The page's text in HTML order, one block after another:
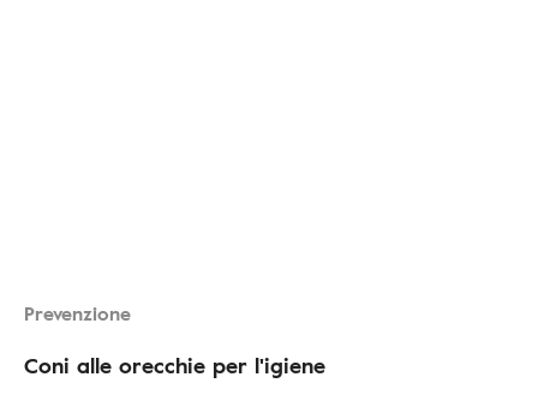
Prevenzione
Coni alle orecchie per l'igiene